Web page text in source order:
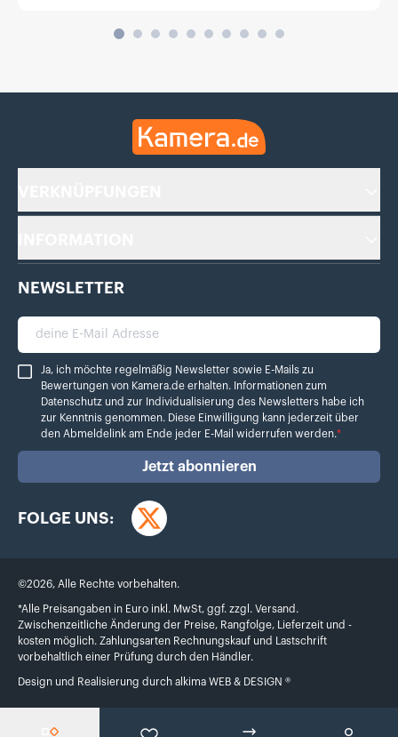
Konto
Produktvergleich
Wunschliste
Menü
Kamera.de
NEWSLETTER
deine E-Mail Adresse
Ja, ich möchte regelmäßig Newsletter sowie E-Mails zu Bewertungen von
Ja, ich möchte regelmäßig Newsletter sowie E-Mails zu
Bewertungen von Kamera.de erhalten. Informationen zum
Datenschutz und zur Individualisierung des Newsletters habe ich
zur Kenntnis genommen. Diese Einwilligung kann jederzeit über
den Abmeldelink am Ende jeder E-Mail widerrufen werden.*
Jetzt abonnieren
FOLGE UNS:
Twitter
©2026, Alle Rechte vorbehalten.
*Alle Preisangaben in Euro inkl. MwSt, ggf. zzgl. Versand.
Zwischenzeitliche Änderung der Preise, Rangfolge, Lieferzeit und -
kosten möglich. Zahlungsarten Rechnungskauf und Lastschrift
vorbehaltlich einer Prüfung durch den Händler.
Design und Realisierung durch alkima WEB & DESIGN ®